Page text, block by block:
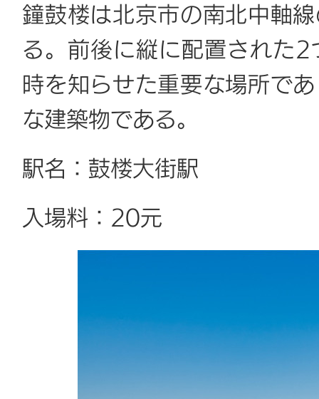
鐘鼓楼は北京市の南北中軸
る。前後に縦に配置された
時を知らせた重要な場所で
な建築物である。
駅名：鼓楼大街駅
入場料：20元